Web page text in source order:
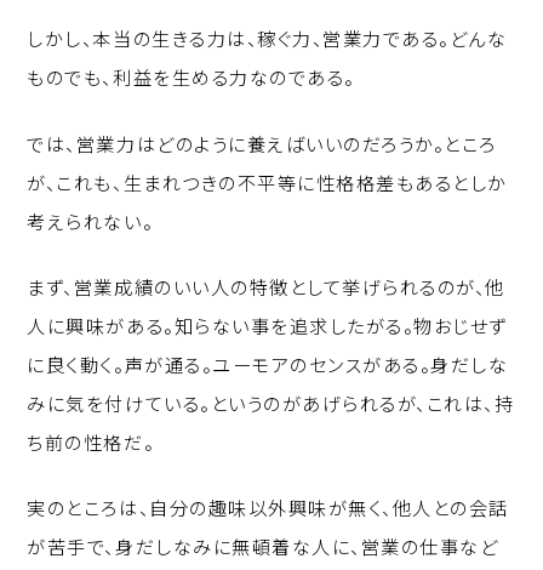
しかし、本当の生きる力は、稼ぐ力、営業力である。どんな
ものでも、利益を生める力なのである。
では、営業力はどのように養えばいいのだろうか。ところ
が、これも、生まれつきの不平等に性格格差もあるとしか
考えられない。
まず、営業成績のいい人の特徴として挙げられるのが、他
人に興味がある。知らない事を追求したがる。物おじせず
に良く動く。声が通る。ユーモアのセンスがある。身だしな
みに気を付けている。というのがあげられるが、これは、持
ち前の性格だ。
実のところは、自分の趣味以外興味が無く、他人との会話
が苦手で、身だしなみに無頓着な人に、営業の仕事など